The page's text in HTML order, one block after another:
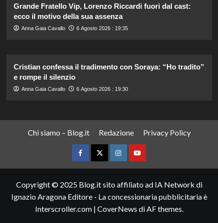
Grande Fratello Vip, Lorenzo Riccardi fuori dal cast:
ecco il motivo della sua assenza
Anna Gaia Cavallo 6 Agosto 2026 : 19:35
Cristian confessa il tradimento con Soraya: “Ho tradito”
e rompe il silenzio
Anna Gaia Cavallo 6 Agosto 2026 : 19:30
Chi siamo – Blog.it Redazione Privacy Policy
FacebookTwitterInstagramYouTube
Copyright © 2025 Blog.it sito affiliato ad IA Network di
Ignazio Aragona Editore - La concessionaria pubblicitaria è
Interscroller.com | CoverNews di AF themes.